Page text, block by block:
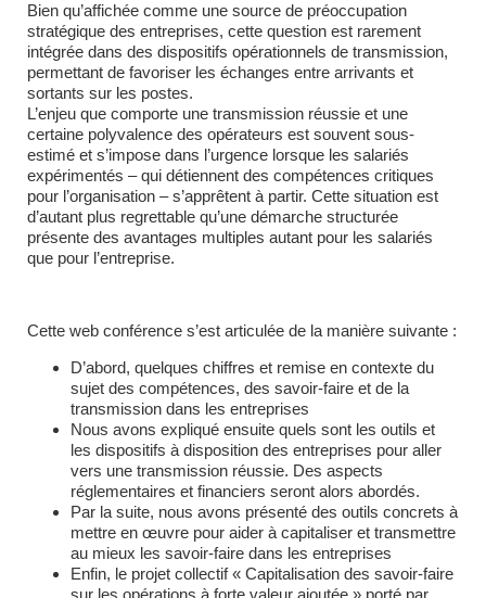
Bien qu’affichée comme une source de préoccupation
stratégique des entreprises, cette question est rarement
intégrée dans des dispositifs opérationnels de transmission,
permettant de favoriser les échanges entre arrivants et
sortants sur les postes.
L’enjeu que comporte une transmission réussie et une
certaine polyvalence des opérateurs est souvent sous-
estimé et s’impose dans l’urgence lorsque les salariés
expérimentés – qui détiennent des compétences critiques
pour l’organisation – s’apprêtent à partir. Cette situation est
d’autant plus regrettable qu’une démarche structurée
présente des avantages multiples autant pour les salariés
que pour l’entreprise.
Cette web conférence s’est articulée de la manière suivante :
D’abord, quelques chiffres et remise en contexte du
sujet des compétences, des savoir-faire et de la
transmission dans les entreprises
Nous avons expliqué ensuite quels sont les outils et
les dispositifs à disposition des entreprises pour aller
vers une transmission réussie. Des aspects
réglementaires et financiers seront alors abordés.
Par la suite, nous avons présenté des outils concrets à
mettre en œuvre pour aider à capitaliser et transmettre
au mieux les savoir-faire dans les entreprises
Enfin, le projet collectif « Capitalisation des savoir-faire
sur les opérations à forte valeur ajoutée » porté par